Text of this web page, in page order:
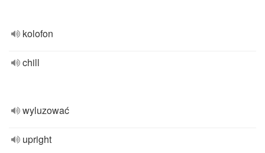
kolofon
chill
wyluzować
upright